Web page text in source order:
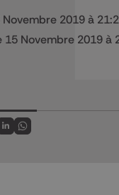
2019 à
15 Novembre 2019 à
sur FaceBook
Partagez sur LinkedIn
Partagez sur Whatsapp